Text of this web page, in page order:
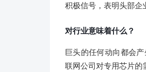
积极信号，表明头部企
对行业意味着什么？
巨头的任何动向都会
联网公司对专用芯片的